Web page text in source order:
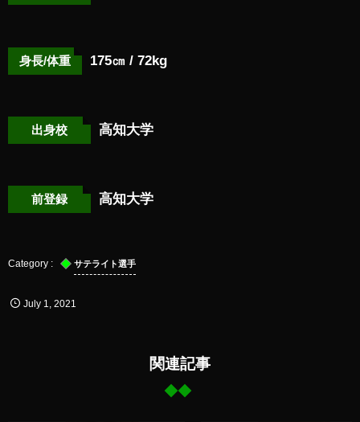
身長/体重 175㎝ / 72kg
出身校 高知大学
前登録 高知大学
サテライト選手
July 1 ,2021
関連記事